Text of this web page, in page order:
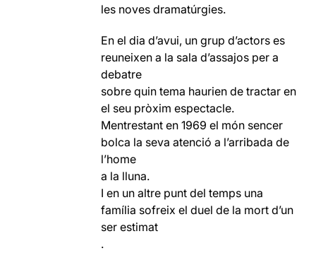
les noves dramatúrgies.
En el dia d’avui, un grup d’actors es
reuneixen a la sala d’assajos per a
debatre
sobre quin tema haurien de tractar en
el seu pròxim espectacle.
Mentrestant en 1969 el món sencer
bolca la seva atenció a l’arribada de
l’home
a la lluna.
I en un altre punt del temps una
família sofreix el duel de la mort d’un
ser estimat
.